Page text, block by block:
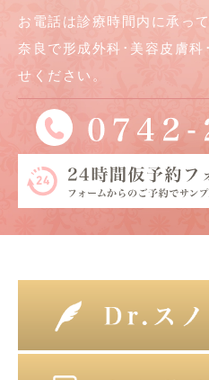
お電話は診療時間内に承っ
奈良で形成外科･美容皮膚
せください。